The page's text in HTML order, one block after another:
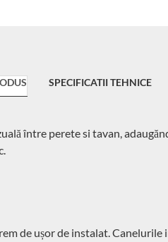
SPECIFICATII TEHNICE
între perete si tavan,
de ușor de instalat. Canelurile